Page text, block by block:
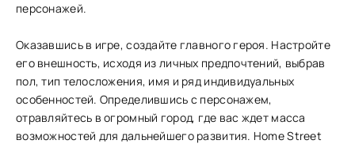
персонажей.
Оказавшись в игре, создайте главного героя. Настройте
его внешность, исходя из личных предпочтений, выбрав
пол, тип телосложения, имя и ряд индивидуальных
особенностей. Определившись с персонажем,
отравляйтесь в огромный город, где вас ждет масса
возможностей для дальнейшего развития. Home Street